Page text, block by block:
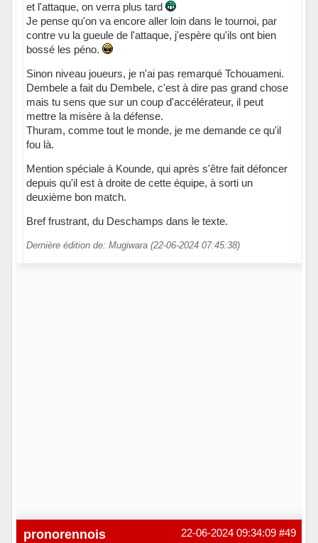
et l'attaque, on verra plus tard
Je pense qu'on va encore aller loin dans le tournoi, par
contre vu la gueule de l'attaque, j'espère qu'ils ont bien
bossé les péno.
Sinon niveau joueurs, je n'ai pas remarqué Tchouameni.
Dembele a fait du Dembele, c'est à dire pas grand chose
mais tu sens que sur un coup d'accélérateur, il peut
mettre la misère à la défense.
Thuram, comme tout le monde, je me demande ce qu'il
fou là.
Mention spéciale à Kounde, qui après s'être fait défoncer
depuis qu'il est à droite de cette équipe, à sorti un
deuxième bon match.
Bref frustrant, du Deschamps dans le texte.
Dernière édition de: Mugiwara (22-06-2024 07:45:38)
#49
22-06-2024 09:34:09
pronorennois